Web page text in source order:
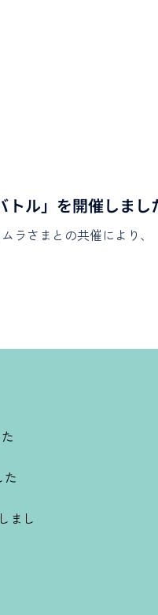
トル」を開催しまし
ラさまとの共催により
た
まし